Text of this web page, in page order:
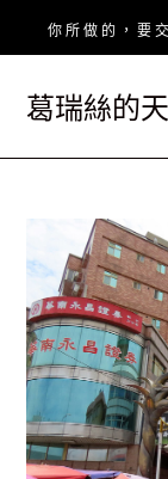
你 所 做 的 ， 要
葛瑞絲的